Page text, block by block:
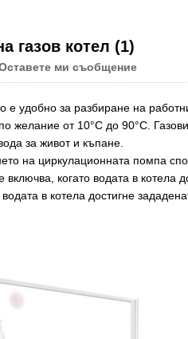
газов котел (1)
ми съобщение
удобно за разбиране на
желание от 10°C до 90°C.
за живот и къпане.
на циркулационната помпа
когато водата в котела
в котела достигне